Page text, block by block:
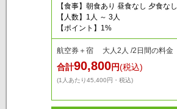
【食事】朝食あり 昼食なし 夕食なし
【人数】1人 ～ 3人
【ポイント】1%
航空券＋宿 大人2人 /2日間の料金
合計90,800円(税込)
(1人あたり45,400円・税込)